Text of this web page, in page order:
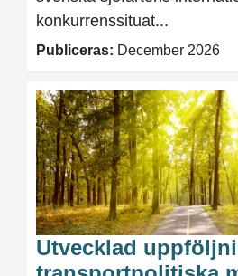
konkurrenssituat...
Publiceras: December 2026
Utvecklad